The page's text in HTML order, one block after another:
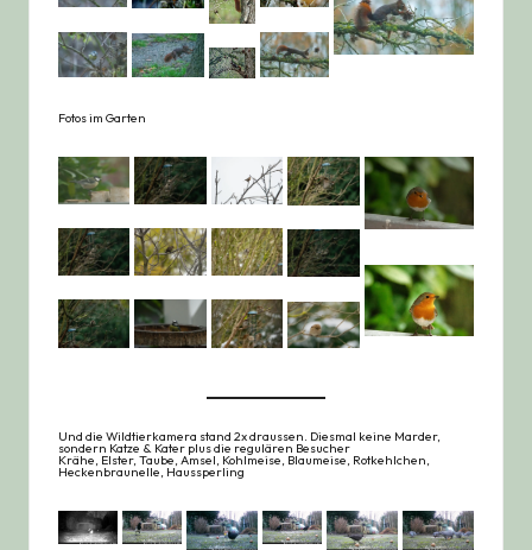
Fotos im Garten
Und die Wildtierkamera stand 2x draussen. Diesmal keine Marder,
sondern Katze & Kater plus die regulären Besucher
Krähe, Elster, Taube, Amsel, Kohlmeise, Blaumeise, Rotkehlchen,
Heckenbraunelle, Haussperling